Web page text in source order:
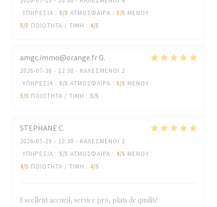
ΥΠΗΡΕΣΊΑ : 5/5 ΑΤΜΌΣΦΑΙΡΑ : 5/5 ΜΕΝΟΎ :
5/5 ΠΟΙΌΤΗΤΑ / ΤΙΜΉ : 4/5
amgc.immo@orange.frG
2026-07-30 - 12:30 - ΚΑΛΕΣΜΈΝΟΙ 2
ΥΠΗΡΕΣΊΑ : 5/5 ΑΤΜΌΣΦΑΙΡΑ : 5/5 ΜΕΝΟΎ :
5/5 ΠΟΙΌΤΗΤΑ / ΤΙΜΉ : 5/5
STEPHANE C
2026-07-29 - 12:30 - ΚΑΛΕΣΜΈΝΟΙ 2
ΥΠΗΡΕΣΊΑ : 5/5 ΑΤΜΌΣΦΑΙΡΑ : 4/5 ΜΕΝΟΎ :
4/5 ΠΟΙΌΤΗΤΑ / ΤΙΜΉ : 4/5
Excellent accueil, service pro, plats de qualité